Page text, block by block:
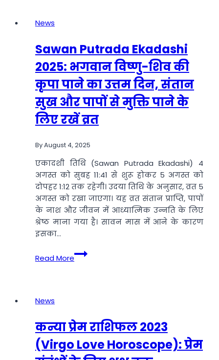
के
लिए
बहुत
शुभ
है
बसंत
पंचमी,
बन
हैं
तीन
दुर्लभ
संयोग
News
Sawan Putrada Ekadashi
2025: भगवान विष्णु-शिव की
कृपा पाने का उत्तम दिन, संतान
सुख और पापों से मुक्ति पाने के
लिए रखें व्रत
ByAugust 4, 2025
एकादशी तिथि (Sawan Putrada Ekadashi) 4
अगस्त को सुबह 11:41 से शुरू होकर 5 अगस्त को
दोपहर 1:12 तक रहेगी। उदया तिथि के अनुसार, व्रत 5
अगस्त को रखा जाएगा। यह व्रत संतान प्राप्ति, पापों
के नाश और जीवन में आध्यात्मिक उन्नति के लिए
श्रेष्ठ माना गया है। सावन मास में आने के कारण
इसका…
Read More
Sawan
Putrada
शिव
की
कृपा
पाने
News
कन्या प्रेम राशिफल 2023
(Virgo Love Horoscope): प्रेम